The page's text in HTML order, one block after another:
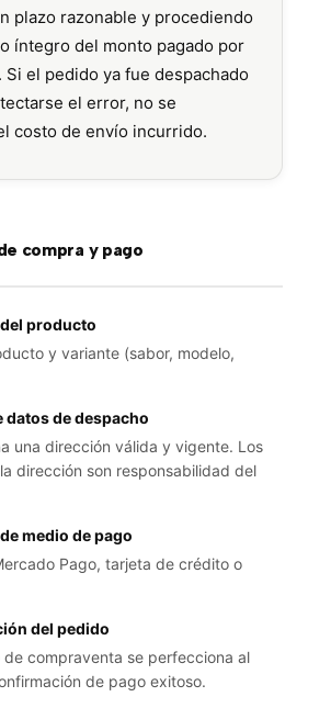
plazo razonable y procediendo
íntegro del monto pagado por
el pedido ya fue despachado
el error, no se
costo de envío incurrido.
compra y pago
producto
y variante (sabor, modelo,
datos de despacho
una dirección válida y vigente. Los
dirección son responsabilidad del
medio de pago
Pago, tarjeta de crédito o
del pedido
de compraventa se perfecciona al
de pago exitoso.